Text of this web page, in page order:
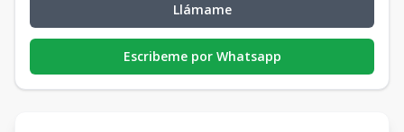
Llámame
Escribeme por Whatsapp